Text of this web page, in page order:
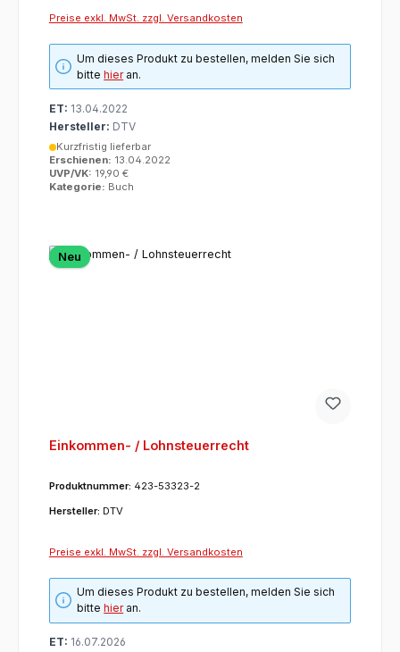
Preise exkl. MwSt. zzgl. Versandkosten
Um dieses Produkt zu bestellen, melden Sie sich
bittehieran.
ET: 13.04.2022
Hersteller: DTV
Kurzfristig lieferbar
Erschienen: 13.04.2022
UVP/VK: 19,90 €
Kategorie: Buch
Neu
Einkommen- / Lohnsteuerrecht
Produktnummer: 423-53323-2
Hersteller: DTV
Preise exkl. MwSt. zzgl. Versandkosten
Um dieses Produkt zu bestellen, melden Sie sich
bittehieran.
ET: 16.07.2026